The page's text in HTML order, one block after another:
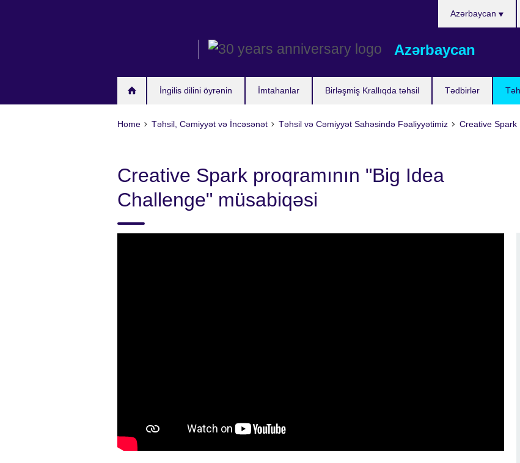
Azərbaycan
İngilis dilini öyrənin İmtahanlar Birləşmiş Krallıqda təhsil Tədbirlər
Azərbaycan
Home Təhsil, Cəmiyyət və İncəsənət Təhsil və Cəmiyyət Sahəsində Fəaliyyətimiz Creative Spark
Creative Spark proqramının "Big Idea
Challenge" müsabiqəsi